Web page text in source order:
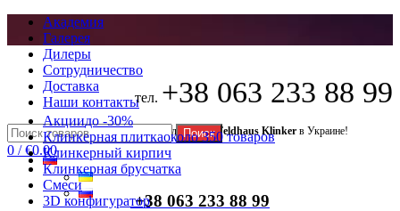
Академия
Галерея
Дилеры
Сотрудничество
Доставка
Наши контакты
Официальный представитель брендаFeldhaus Klinker в Украине!
тел. +38 063 233 88 99
Поиск
0 / €0.00
+38 063 233 88 99
Акциидо -30%
Клинкерная плиткаоколо 350 товаров
Клинкерный кирпич
Клинкерная брусчатка
Смеси
3D конфигуратор